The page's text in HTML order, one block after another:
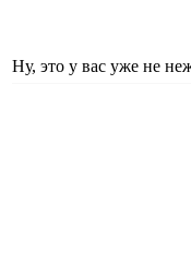
Ну, это у вас уже не